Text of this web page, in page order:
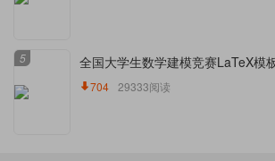
5 全国大学生数学建模竞赛LaTeX模
704 29333阅读